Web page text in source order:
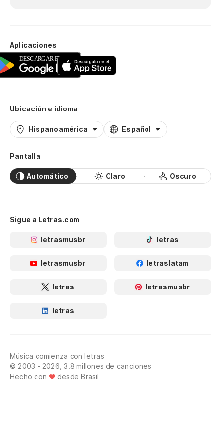
Aplicaciones
Ubicación e idioma
Hispanoamérica Español
Pantalla
Automático Claro Oscuro
Sigue a Letras.com
letrasmusbr letras
letrasmusbr letraslatam
letras letrasmusbr
letras
Música comienza con letras
© 2003 - 2026, 3.8 millones de canciones
Hecho con
desde Brasil